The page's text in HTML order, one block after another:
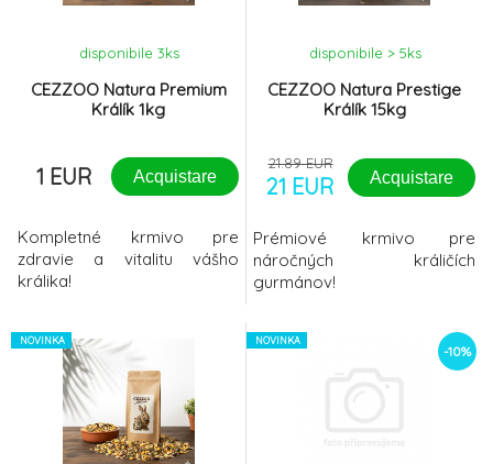
proudit čerstvý
CEZZOO Natura Premium
Králík 1kg
disponibile 3ks
1 EUR Acquistare
Kompletné krmivo pre
zdravie a vitalitu vášho
králika!
CEZZOO Natura Prestige
Králík 15kg
disponibile > 5ks
21.89 EUR
21 EUR Acquistare
Prémiové krmivo pre
náročných králičích
gurmánov!
NOVINKA NOVINKA
-10%